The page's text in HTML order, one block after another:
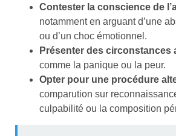
Contester la conscience de
notamment en arguant d’une
ou d’un choc émotionnel.
Présenter des circonstances
comme la panique ou la peur.
Opter pour une procédure
comparution sur
culpabilité ou la composition